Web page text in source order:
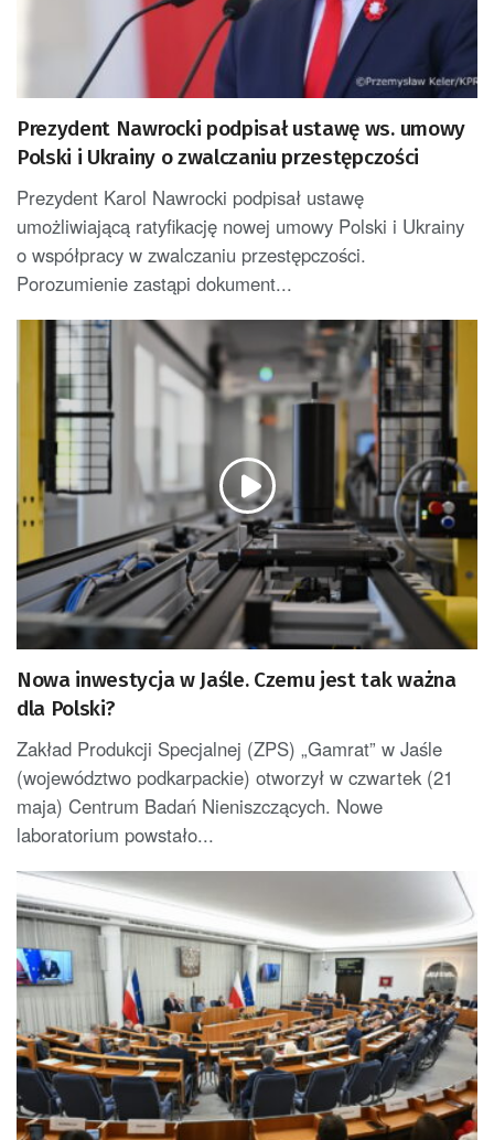
Prezydent Nawrocki podpisał ustawę ws. umowy
Polski i Ukrainy o zwalczaniu przestępczości
Prezydent Karol Nawrocki podpisał ustawę
umożliwiającą ratyfikację nowej umowy Polski i Ukrainy
o współpracy w zwalczaniu przestępczości.
Porozumienie zastąpi dokument...
Nowa inwestycja w Jaśle. Czemu jest tak ważna
dla Polski?
Zakład Produkcji Specjalnej (ZPS) „Gamrat” w Jaśle
(województwo podkarpackie) otworzył w czwartek (21
maja) Centrum Badań Nieniszczących. Nowe
laboratorium powstało...